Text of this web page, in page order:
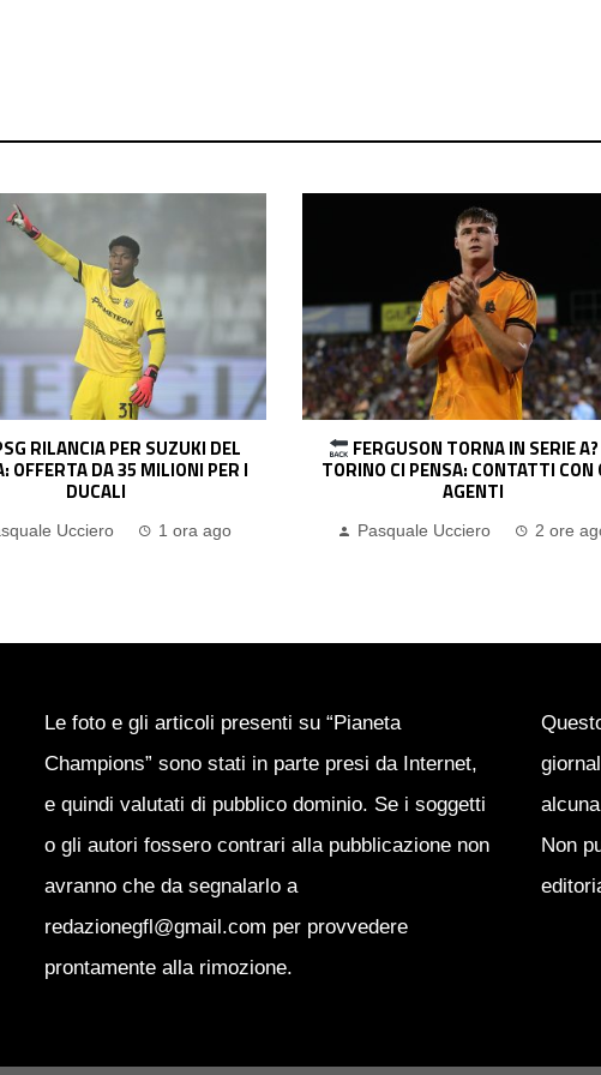
TORNA IN SERIE A? IL
CI PENSA: CONTATTI CON GLI
AGENTI
Ucciero 2 ore ago
BOLOGNA, AUMENTA LA FIDUCIA
PICCOLI: OK AL TITOLO
LAVORA SULLE CIFRE
Pasquale Ucciero 2 ore
Le foto e gli articoli presenti su “Pianeta
Champions” sono stati in parte presi da Internet,
e quindi valutati di pubblico dominio. Se i soggetti
o gli autori fossero contrari alla pubblicazione non
avranno che da segnalarlo a
redazionegfl@gmail.com per provvedere
prontamente alla rimozione.
Non